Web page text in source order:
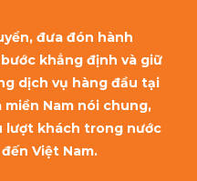
đưa đón hành
khẳng định và giữ
dịch vụ hàng đầu tại
miền Nam nói chung,
lượt khách trong nước
Việt Nam.